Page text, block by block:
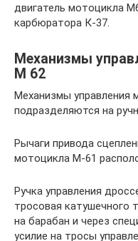
двигатель мотоцикла
карбюратора К-37.
Механизмы
М 62
Механизмы управления
подразделяются на
Рычаги привода
мотоцикла М-61
Ручка управления
тросовая катушечного
на барабан и через
усилие на тросы